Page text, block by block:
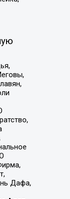
Дафа,